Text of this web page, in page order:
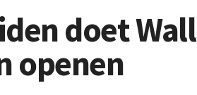
doet Wall
openen